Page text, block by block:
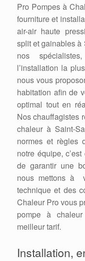
Pro Pompes à
fourniture et
air-air haute
split et gainables à
nos
l’installation la
nous vous
habitation afin de
optimal tout en
Nos chauffagistes
chaleur à Saint-
normes et règles
notre équipe,
de garantir une
nous mettons à
technique et des
Chaleur Pro vous
pompe à
meilleur tarif.
Installation,